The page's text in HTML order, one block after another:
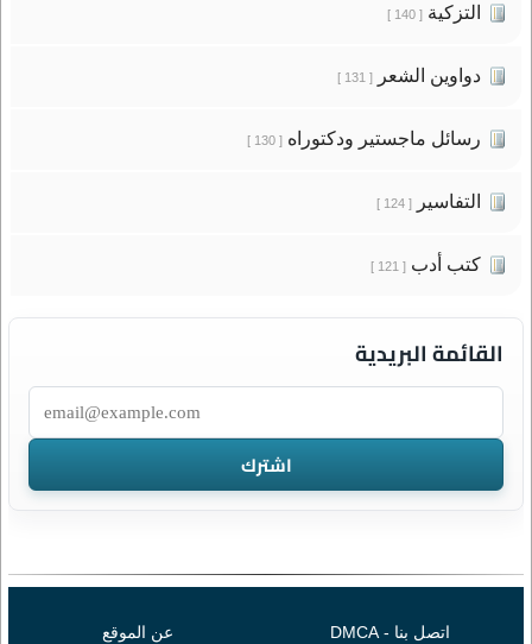
التزكية[ 140 ]
دواوين الشعر[ 131 ]
رسائل ماجستير ودكتوراه[ 130 ]
التفاسير[ 124 ]
كتب أدب[ 121 ]
القائمة البريدية
اتصل بنا - DMCA عن الموقع